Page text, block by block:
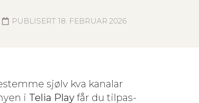
PUBLISERT 18. FEBRUAR 2026
sjølv kva kanalar
i Telia Play får du tilpas­